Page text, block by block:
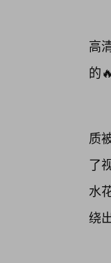
高
的
质
了
水
绕